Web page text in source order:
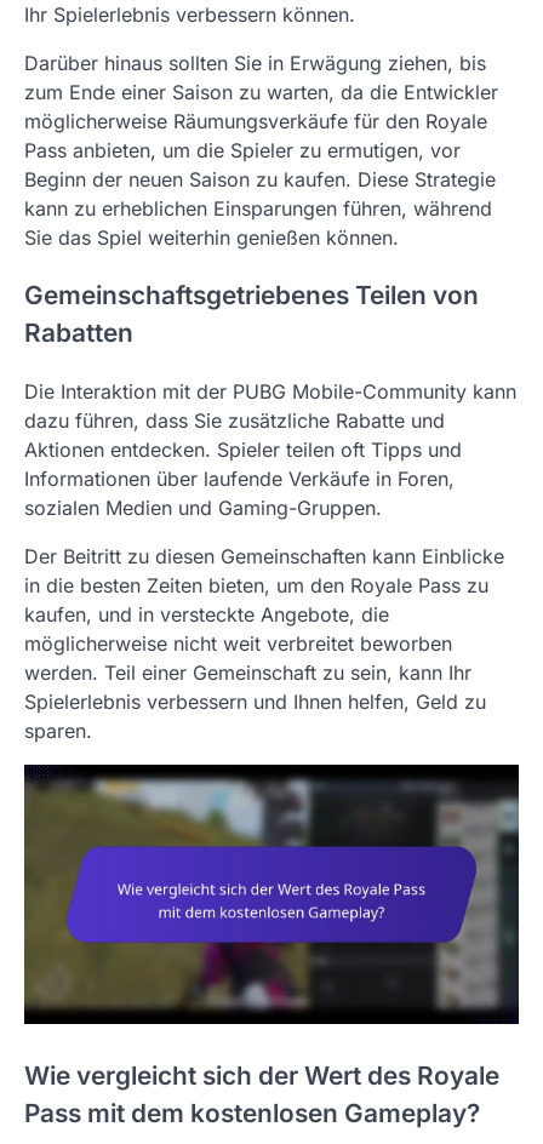
Ihr Spielerlebnis verbessern können.
Darüber hinaus sollten Sie in Erwägung ziehen, bis
zum Ende einer Saison zu warten, da die Entwickler
möglicherweise Räumungsverkäufe für den Royale
Pass anbieten, um die Spieler zu ermutigen, vor
Beginn der neuen Saison zu kaufen. Diese Strategie
kann zu erheblichen Einsparungen führen, während
Sie das Spiel weiterhin genießen können.
Gemeinschaftsgetriebenes Teilen von
Rabatten
Die Interaktion mit der PUBG Mobile-Community kann
dazu führen, dass Sie zusätzliche Rabatte und
Aktionen entdecken. Spieler teilen oft Tipps und
Informationen über laufende Verkäufe in Foren,
sozialen Medien und Gaming-Gruppen.
Der Beitritt zu diesen Gemeinschaften kann Einblicke
in die besten Zeiten bieten, um den Royale Pass zu
kaufen, und in versteckte Angebote, die
möglicherweise nicht weit verbreitet beworben
werden. Teil einer Gemeinschaft zu sein, kann Ihr
Spielerlebnis verbessern und Ihnen helfen, Geld zu
sparen.
Wie vergleicht sich der Wert des Royale
Pass mit dem kostenlosen Gameplay?